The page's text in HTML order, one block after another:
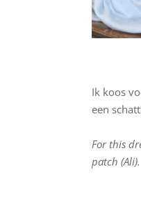
Ik koos
een
For this
patch (Ali).